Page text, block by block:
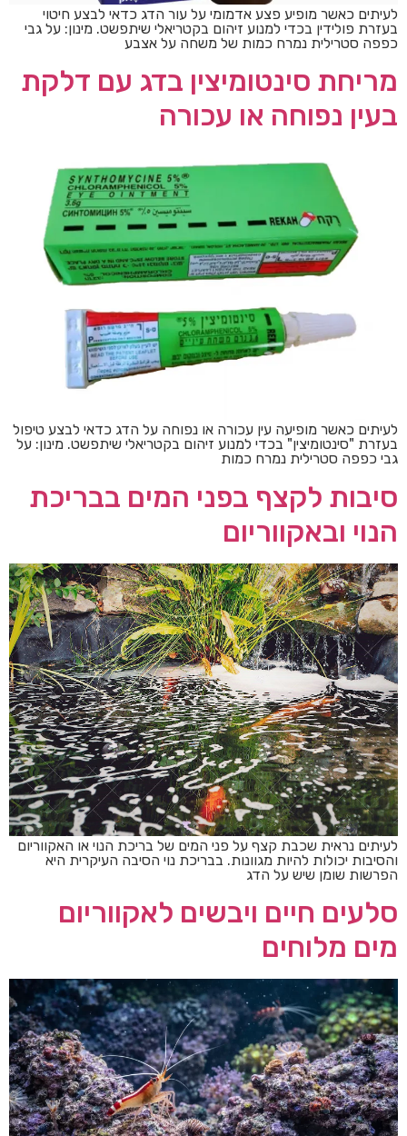
לעיתים כאשר מופיע פצע אדמומי על עור הדג כדאי לבצע חיטוי
בעזרת פולידין בכדי למנוע זיהום בקטריאלי שיתפשט. מינון: על גבי
כפפה סטרילית נמרח כמות של משחה על אצבע
מריחת סינטומיצין בדג עם דלקת
בעין נפוחה או עכורה
לעיתים כאשר מופיעה עין עכורה או נפוחה על הדג כדאי לבצע טיפול
בעזרת "סינטומיצין" בכדי למנוע זיהום בקטריאלי שיתפשט. מינון: על
גבי כפפה סטרילית נמרח כמות
סיבות לקצף בפני המים בבריכת
הנוי ובאקווריום
לעיתים נראית שכבת קצף על פני המים של בריכת הנוי או האקווריום
והסיבות יכולות להיות מגוונות. בבריכת נוי הסיבה העיקרית היא
הפרשות שומן שיש על הדג
סלעים חיים ויבשים לאקווריום
מים מלוחים